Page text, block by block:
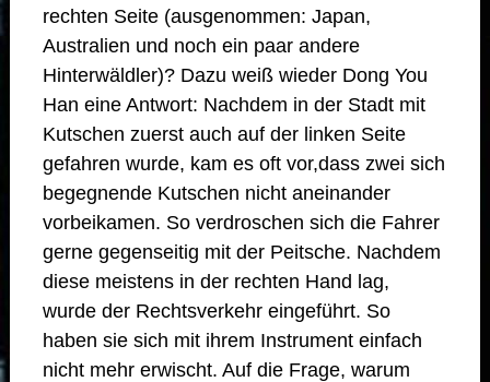
rechten Seite (ausgenommen: Japan,
Australien und noch ein paar andere
Hinterwäldler)? Dazu weiß wieder Dong You
Han eine Antwort: Nachdem in der Stadt mit
Kutschen zuerst auch auf der linken Seite
gefahren wurde, kam es oft vor,dass zwei sich
begegnende Kutschen nicht aneinander
vorbeikamen. So verdroschen sich die Fahrer
gerne gegenseitig mit der Peitsche. Nachdem
diese meistens in der rechten Hand lag,
wurde der Rechtsverkehr eingeführt. So
haben sie sich mit ihrem Instrument einfach
nicht mehr erwischt. Auf die Frage, warum